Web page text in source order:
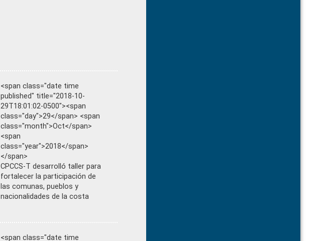
<span class="date time
published" title="2018-10-
29T18:01:02-0500"><span
class="day">29</span> <span
class="month">Oct</span>
<span
class="year">2018</span>
</span>
CPCCS-T desarrolló taller para
fortalecer la participación de
las comunas, pueblos y
nacionalidades de la costa
<span class="date time